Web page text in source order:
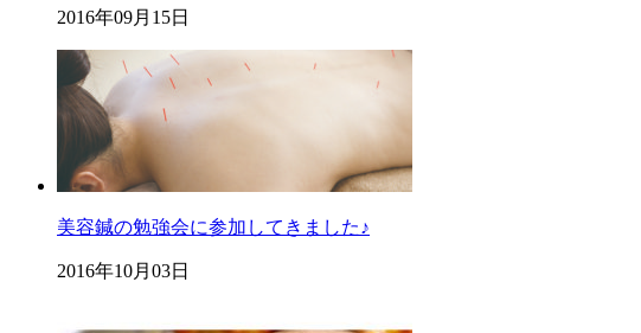
2016年09月15日
美容鍼の勉強会に参加してきました♪
2016年10月03日